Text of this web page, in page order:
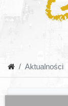
Aktualności